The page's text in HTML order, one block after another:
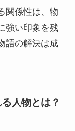
関係性は、物
強い印象を残
語の解決は成
人物とは？